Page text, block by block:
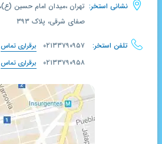
نشانی استخر:
صفای شرقی، پلاک ۳۹۳
تلفن استخر: ۰۲۱۳۳۷۹۰۹۵۷ برقراری تماس
۰۲۱۳۳۷۹۰۹۵۸ برقراری تماس